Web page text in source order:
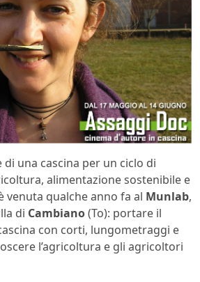
una cascina per un ciclo di
alimentazione sostenibile e
venuta qualche anno fa al Munlab,
di Cambiano(To): portare il
con corti, lungometraggi e
l’agricoltura e gli agricoltori